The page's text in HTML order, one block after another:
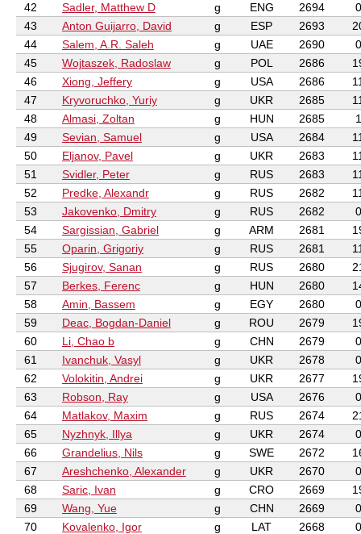
42
Sadler, Matthew D g ENG 2694
0
43
Anton Guijarro, David g ESP 2693
44
Salem, A.R. Saleh g UAE 2690
0
45
Wojtaszek, Radoslaw g POL 2686
46
Xiong, Jeffery g USA 2686
47
Kryvoruchko, Yuriy g UKR 2685
48
Almasi, Zoltan g HUN 2685
1
49
Sevian, Samuel g USA 2684
50
Eljanov, Pavel g UKR 2683
51
Svidler, Peter g RUS 2683
52
Predke, Alexandr g RUS 2682
53
Jakovenko, Dmitry g RUS 2682
0
54
Sargissian, Gabriel g ARM 2681
55
Oparin, Grigoriy g RUS 2681
56
Sjugirov, Sanan g RUS 2680
57
Berkes, Ferenc g HUN 2680
58
Amin, Bassem g EGY 2680
0
59
Deac, Bogdan-Daniel g ROU 2679
60
Li, Chao b g CHN 2679
0
61
Ivanchuk, Vasyl g UKR 2678
0
62
Volokitin, Andrei g UKR 2677
63
Robson, Ray g USA 2676
0
64
Matlakov, Maxim g RUS 2674
65
Nyzhnyk, Illya g UKR 2674
0
66
Grandelius, Nils g SWE 2672
67
Areshchenko, Alexander g UKR 2670
0
68
Saric, Ivan g CRO 2669
69
Wang, Yue g CHN 2669
0
70
Kovalenko, Igor g LAT 2668
0